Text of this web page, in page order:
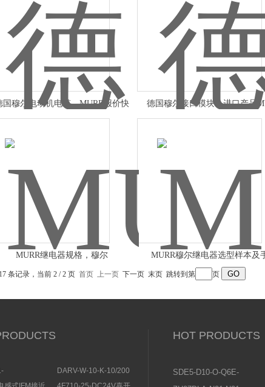
国穆尔电动机电缆，MURR报价快 德国穆尔接口模块，进口产品
MURR继电器规格，穆尔 MURR穆尔继电器选型样本及
条记录，当前 2 / 2 页 首页 上一页 下一页 末页 跳转到第 页
DARV-W-10-K-10/200
HOT PRODUCTS
SDE5-D10-O-Q6E-
P-KFESTO费斯托压